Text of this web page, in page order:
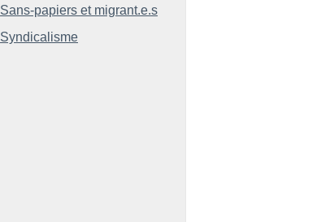
Sans-papiers et migrant.e.s
Syndicalisme